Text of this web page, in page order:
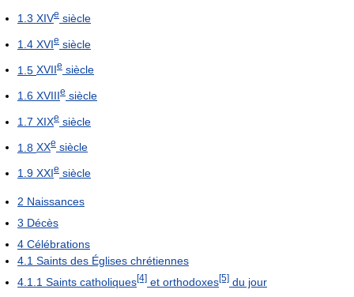
1.3 XIVe siècle
1.4 XVIe siècle
1.5 XVIIe siècle
1.6 XVIIIe siècle
1.7 XIXe siècle
1.8 XXe siècle
1.9 XXIe siècle
2 Naissances
3 Décès
4 Célébrations
4.1 Saints des Églises chrétiennes
4.1.1 Saints catholiques[4] et orthodoxes[5] du jour